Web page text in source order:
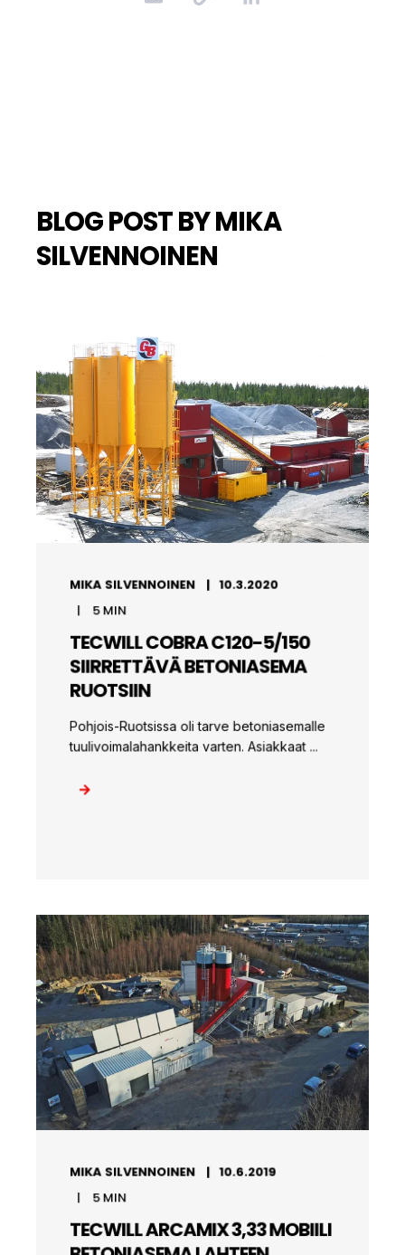
BLOG POST BYMIKA
SILVENNOINEN
MIKA SILVENNOINEN 10.3.2020
5MIN
TECWILL COBRA C120-5/150
SIIRRETTÄVÄ BETONIASEMA
RUOTSIIN
Pohjois-Ruotsissa oli tarve betoniasemalle
tuulivoimalahankkeita varten. Asiakkaat ...
MIKA SILVENNOINEN 10.6.2019
5MIN
TECWILL ARCAMIX 3,33 MOBIILI